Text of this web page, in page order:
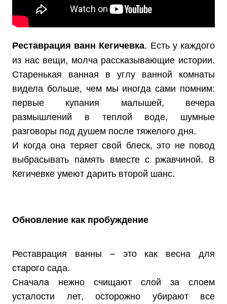
Реставрация ванн Кегичевка. Есть у каждого
из нас вещи, молча рассказывающие истории.
Старенькая ванная в углу ванной комнаты
видела больше, чем мы иногда сами помним:
первые купания малышей, вечера
размышлений в теплой воде, шумные
разговоры под душем после тяжелого дня.
И когда она теряет свой блеск, это не повод
выбрасывать память вместе с ржавчиной. В
Кегичевке умеют дарить второй шанс.
Обновление как пробуждение
Реставрация ванны – это как весна для
старого сада.
Сначала нежно счищают слой за слоем
усталости лет, осторожно убирают все